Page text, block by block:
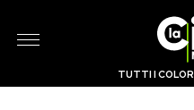
TUTTI I